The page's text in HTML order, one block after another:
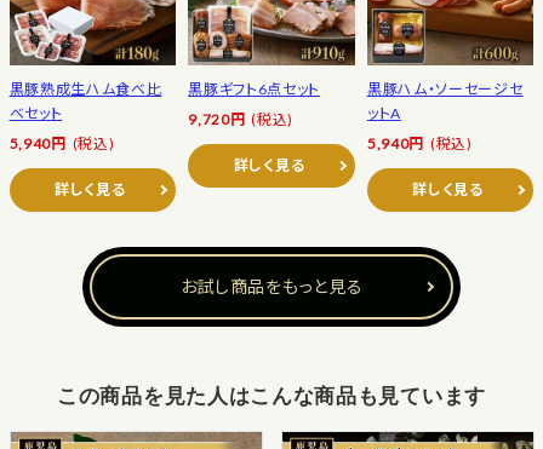
黒豚熟成生ハム食べ比
べセット
5,940円 (税込)
詳しく見る
黒豚ギフト6点セット
9,720円 (税込)
詳しく見る
黒豚ハム・ソーセージセ
ットA
5,940円 (税込)
詳しく見る
お試し商品をもっと見る
この商品を見た人はこんな商品も見ています